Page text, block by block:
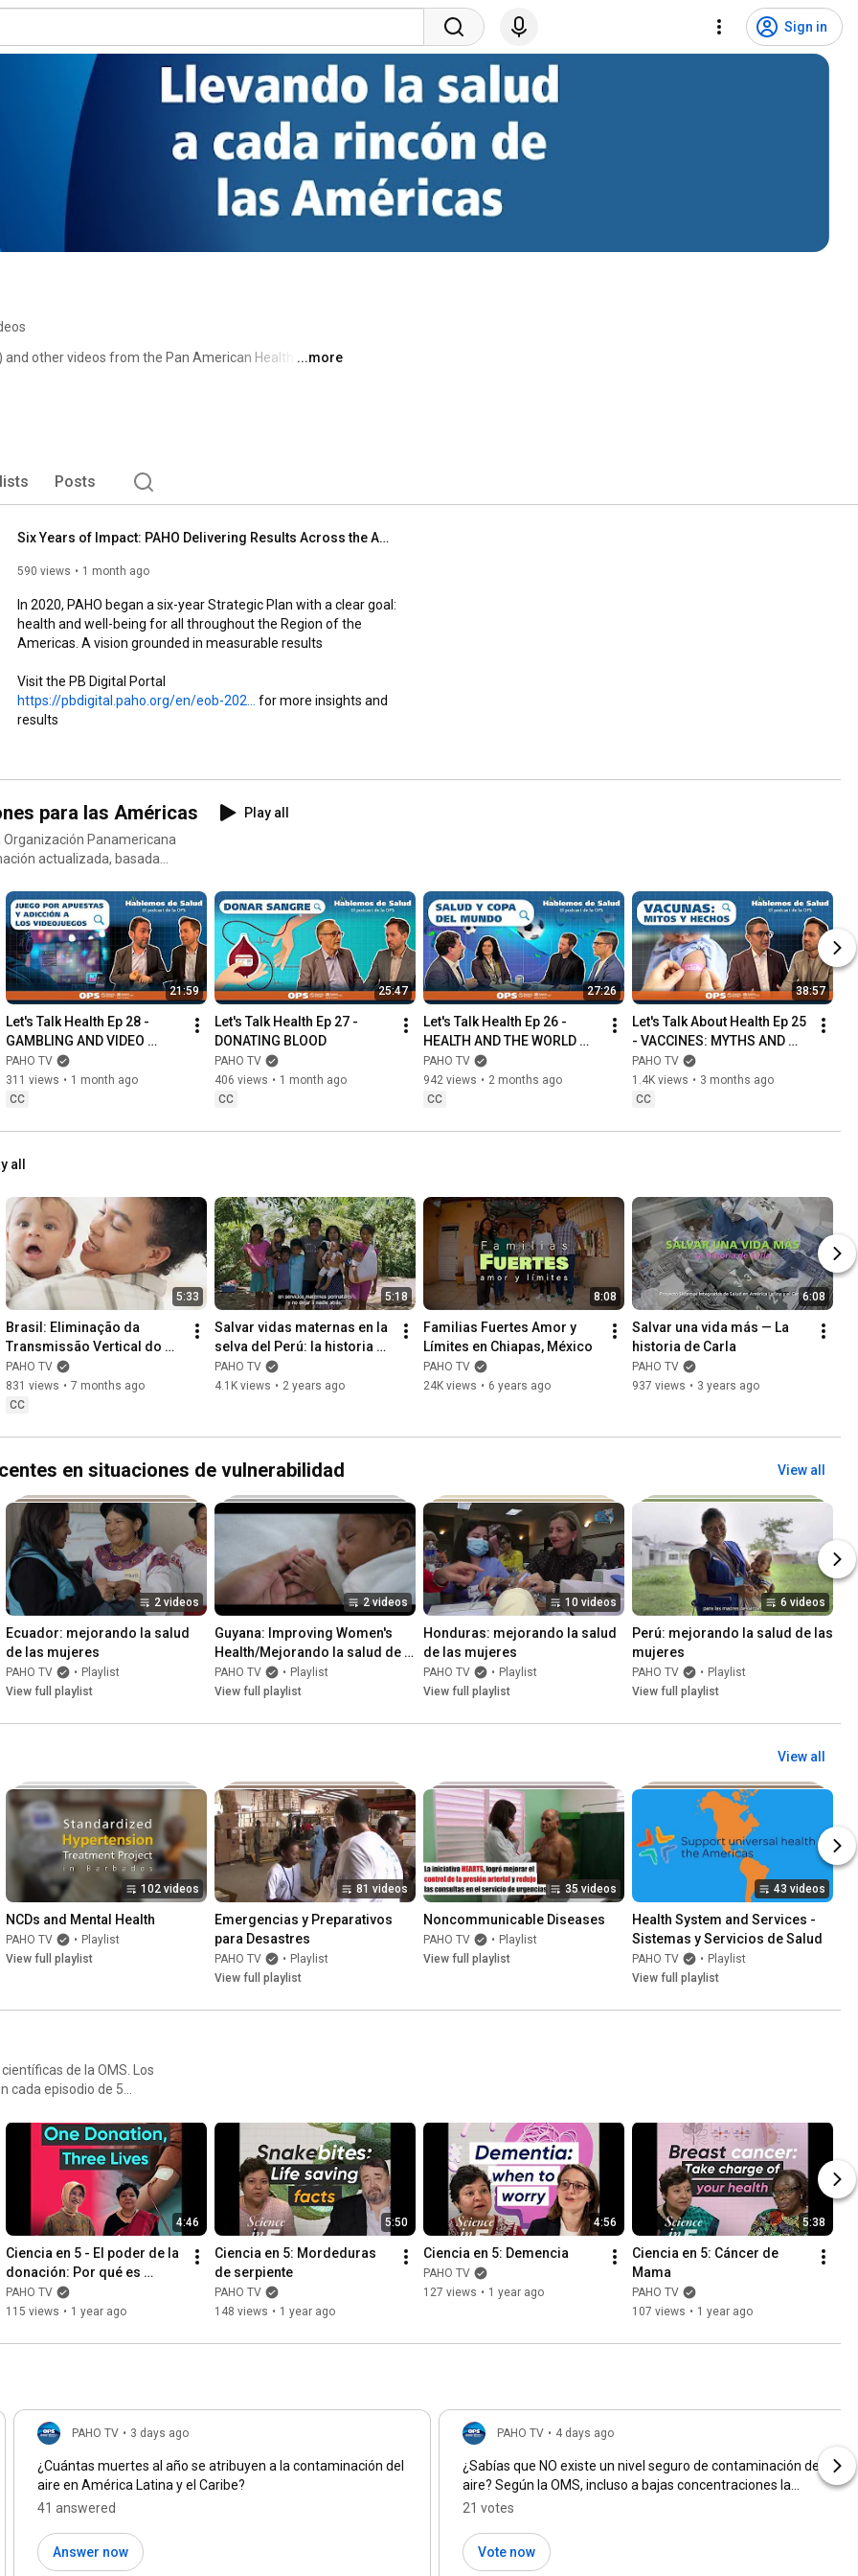
Sign in
other videos from the Pan American Health
Health Organization.
...more
Posts
Six Years of Impact: PAHO Delivering Results Across the Americas 2020–2025
590 views 1 month ago
In 2020, PAHO began a six-year Strategic Plan with a clear goal:
health and well-being for all throughout the Region of the
Americas. A vision grounded in measurable results
https://pbdigital.paho.org/en/eob-202...
for more insights and
results
para las Américas
Play all
Organización Panamericana
actualizada, basada
sobre las tendencias en
vidas. Mantenerse
que mejoran tu salud, la de
actuales, avances
se publica cada dos
y LinkedIn de la OPS, así
ahora y mantente al
21:59
Let's Talk Health Ep 28 -
GAMBLING AND VIDEO
GAME ADDICTION
PAHO TV
311 views • 1 month ago
CC
25:47
Let's Talk Health Ep 27 -
DONATING BLOOD
PAHO TV
406 views • 1 month ago
CC
27:26
Let's Talk Health Ep 26 -
HEALTH AND THE WORLD
CUP
PAHO TV
942 views • 2 months ago
CC
38:57
Let's Talk About Health Ep 25
- VACCINES: MYTHS AND
FACTS
PAHO TV
1.4K views • 3 months ago
CC
all
5:33
Brasil: Eliminação da
Transmissão Vertical do
HIV
PAHO TV
831 views • 7 months ago
CC
5:18
Salvar vidas maternas en la
selva del Perú: la historia de
Aida
PAHO TV
4.1K views • 2 years ago
8:08
Familias Fuertes Amor y
Límites en Chiapas, México
PAHO TV
24K views • 6 years ago
6:08
Salvar una vida más — La
historia de Carla
PAHO TV
937 views • 3 years ago
en situaciones de vulnerabilidad View all
2 videos
Ecuador: mejorando la salud
de las mujeres
PAHO TV • Playlist
View full playlist
2 videos
Guyana: Improving Women's
Health/Mejorando la salud de
las mujeres
PAHO TV • Playlist
View full playlist
10 videos
Honduras: mejorando la salud
de las mujeres
PAHO TV • Playlist
View full playlist
6 videos
Perú: mejorando la salud de las
mujeres
PAHO TV • Playlist
View full playlist
View all
102 videos
NCDs and Mental Health
PAHO TV • Playlist
View full playlist
81 videos
Emergencias y Preparativos
para Desastres
PAHO TV • Playlist
View full playlist
35 videos
Noncommunicable Diseases
PAHO TV • Playlist
View full playlist
43 videos
Health System and Services -
Sistemas y Servicios de Salud
PAHO TV • Playlist
View full playlist
de la OMS. Los
cada episodio de 5
4:46
Ciencia en 5 - El poder de la
donación: Por qué es
importante donar sangre
PAHO TV
115 views • 1 year ago
5:50
Ciencia en 5: Mordeduras
de serpiente
PAHO TV
148 views • 1 year ago
4:56
Ciencia en 5: Demencia
PAHO TV
127 views • 1 year ago
5:38
Ciencia en 5: Cáncer de
Mama
PAHO TV
107 views • 1 year ago
PAHO TV • 3 days ago
¿Cuántas muertes al año se atribuyen a la contaminación del
aire en América Latina y el Caribe?
41 answered
Answer now
PAHO TV • 4 days ago
¿Sabías que NO existe un nivel seguro de contaminación del
aire? Según la OMS, incluso a bajas concentraciones la
contaminación del aire puede afectar tu salud. Escucha el
puedes hacer al respecto.
https://youtube.com/shorts/_onCMBe9KmU
21 votes
Vote now